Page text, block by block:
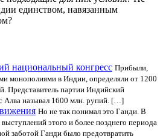
единством, навязанным
национальный конгресс Прибыли,
монополиями в Индии, определяли от 1200
Представитель партии Индийский
Алва называл 1600 млн. рупий. […]
Но не так понимал это Ганди. В
этого и более позднего периода
заботой Ганди было предотвратить